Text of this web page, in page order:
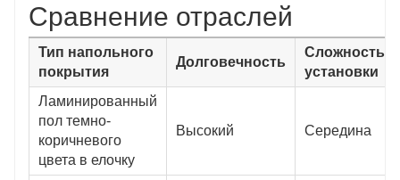
Сравнение отраслей
Тип напольного
покрытия
Долговечность
Сложность
установки
Ламинированный
пол темно-
коричневого
цвета в елочку
Высокий Середина